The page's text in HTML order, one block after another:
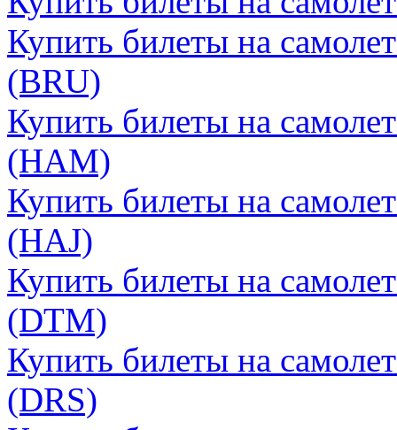
Купить билеты на
(BRU)
Купить билеты на
(HAM)
Купить билеты на
(HAJ)
Купить билеты на
(DTM)
Купить билеты на
(DRS)